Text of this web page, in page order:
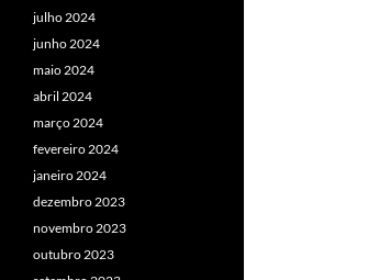
julho 2024
junho 2024
maio 2024
abril 2024
março 2024
fevereiro 2024
janeiro 2024
dezembro 2023
novembro 2023
outubro 2023